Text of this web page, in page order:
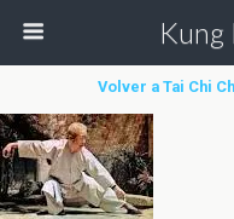
Kung
Volver a Tai Chi